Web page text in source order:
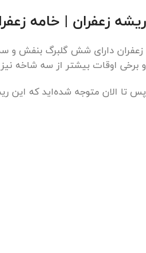
ریشه زعفران | خامه
زعفران دارای شش گلبرگ بنفش و
و برخی اوقات بیشتر از سه شاخه
پس تا الان متوجه شده‌اید که این